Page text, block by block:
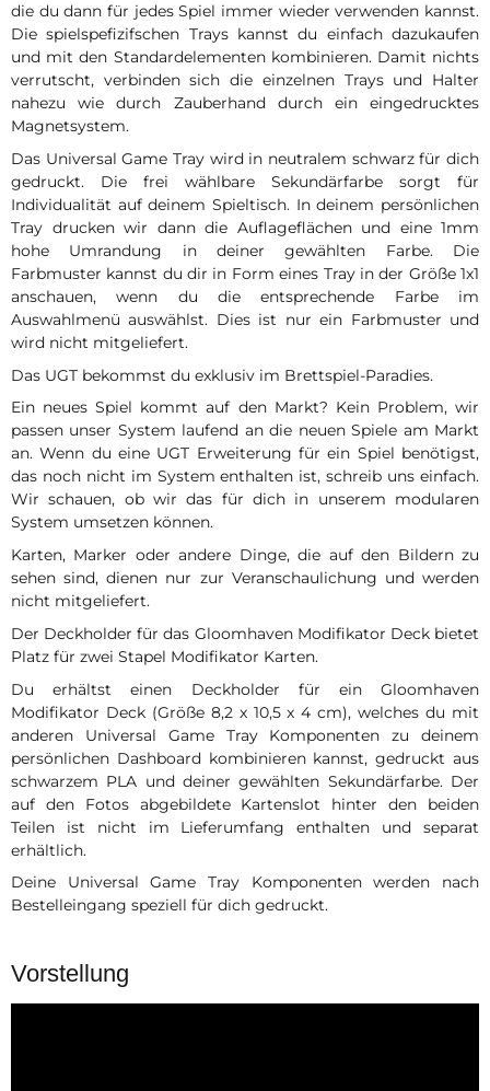
die du dann für jedes Spiel immer wieder verwenden kannst.
Die spielspefizifschen Trays kannst du einfach dazukaufen
und mit den Standardelementen kombinieren. Damit nichts
verrutscht, verbinden sich die einzelnen Trays und Halter
nahezu wie durch Zauberhand durch ein eingedrucktes
Magnetsystem.
Das Universal Game Tray wird in neutralem schwarz für dich
gedruckt. Die frei wählbare Sekundärfarbe sorgt für
Individualität auf deinem Spieltisch. In deinem persönlichen
Tray drucken wir dann die Auflageflächen und eine 1mm
hohe Umrandung in deiner gewählten Farbe. Die
Farbmuster kannst du dir in Form eines Tray in der Größe 1x1
anschauen, wenn du die entsprechende Farbe im
Auswahlmenü auswählst. Dies ist nur ein Farbmuster und
wird nicht mitgeliefert.
Das UGT bekommst du exklusiv im Brettspiel-Paradies.
Ein neues Spiel kommt auf den Markt? Kein Problem, wir
passen unser System laufend an die neuen Spiele am Markt
an. Wenn du eine UGT Erweiterung für ein Spiel benötigst,
das noch nicht im System enthalten ist, schreib uns einfach.
Wir schauen, ob wir das für dich in unserem modularen
System umsetzen können.
Karten, Marker oder andere Dinge, die auf den Bildern zu
sehen sind, dienen nur zur Veranschaulichung und werden
nicht mitgeliefert.
Der Deckholder für das Gloomhaven Modifikator Deck bietet
Platz für zwei Stapel Modifikator Karten.
Du erhältst einen Deckholder für ein Gloomhaven
Modifikator Deck (Größe 8,2 x 10,5 x 4 cm), welches du mit
anderen Universal Game Tray Komponenten zu deinem
persönlichen Dashboard kombinieren kannst, gedruckt aus
schwarzem PLA und deiner gewählten Sekundärfarbe. Der
auf den Fotos abgebildete Kartenslot hinter den beiden
Teilen ist nicht im Lieferumfang enthalten und separat
erhältlich.
Deine Universal Game Tray Komponenten werden nach
Bestelleingang speziell für dich gedruckt.
Vorstellung